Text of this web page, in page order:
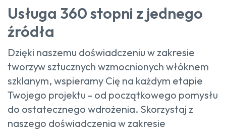
Usługa 360 stopni z jednego
źródła
Dzięki naszemu doświadczeniu w zakresie
tworzyw sztucznych wzmocnionych włóknem
szklanym, wspieramy Cię na każdym etapie
Twojego projektu - od początkowego pomysłu
do ostatecznego wdrożenia. Skorzystaj z
naszego doświadczenia w zakresie